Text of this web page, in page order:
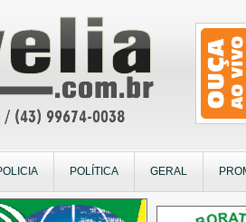
POLÍTICA GERAL